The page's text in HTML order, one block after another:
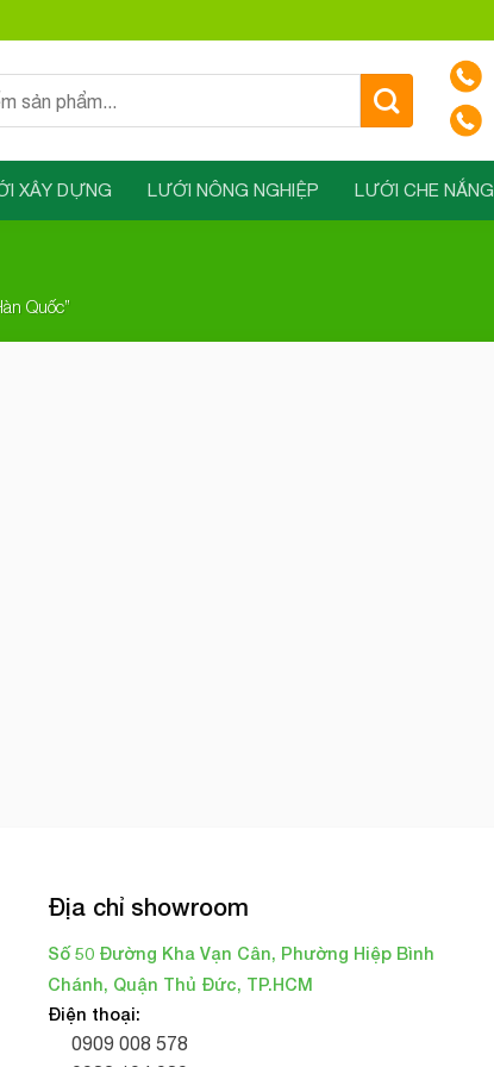
XÂY DỰNG LƯỚI NÔNG NGHIỆP LƯỚI CHE NẮNG
Quốc”
Địa chỉ showroom
Số 50 Đường Kha Vạn Cân, Phường Hiệp Bình
Chánh, Quận Thủ Đức, TP.HCM
Điện thoại:
0909 008 578